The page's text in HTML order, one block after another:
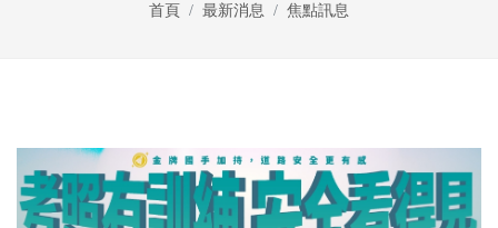
首頁 最新消息 焦點訊息